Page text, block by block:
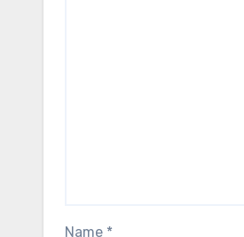
Name *